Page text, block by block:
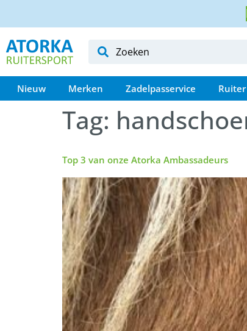
Nieuw Merken Zadelpasservice Ruiter
Tag:
Top 3 van onze Atorka Ambassadeurs